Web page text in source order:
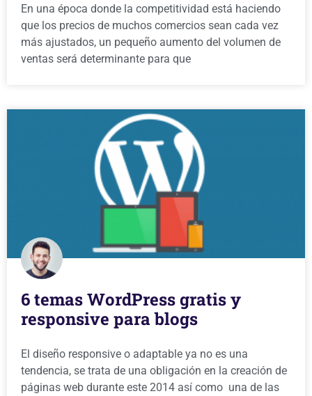
En una época donde la competitividad está haciendo
que los precios de muchos comercios sean cada vez
más ajustados, un pequeño aumento del volumen de
ventas será determinante para que
6 temas WordPress gratis y
responsive para blogs
El diseño responsive o adaptable ya no es una
tendencia, se trata de una obligación en la creación de
páginas web durante este 2014 así como una de las